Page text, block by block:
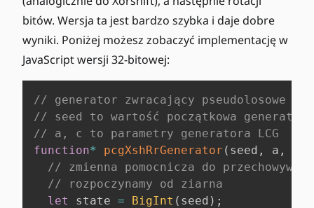
bitów. Wersja ta jest bardzo szybka i daje dobre
wyniki. Poniżej możesz zobaczyć implementację w
JavaScript wersji 32-bitowej:
// generator zwracający pseudolosowe
// seed to wartość początkowa
// a, c to parametry generatora LCG
function* pcgXshRrGenerator ( seed , a ,
// zmienna pomocnicza do
// rozpoczynamy od ziarna
let
state = BigInt ( seed ) ;